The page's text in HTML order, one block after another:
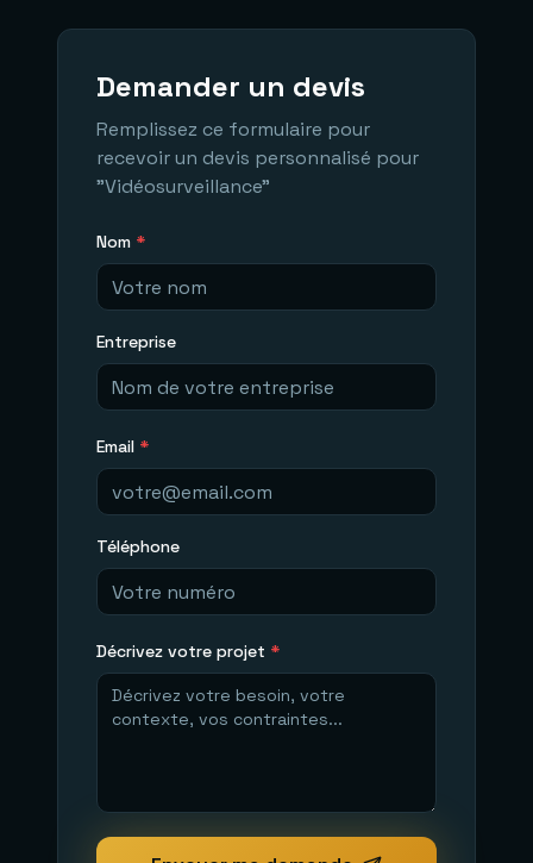
Demander un devis
Remplissez ce formulaire pour
recevoir un devis personnalisé pour
"Vidéosurveillance"
Nom *
Entreprise
Email *
Téléphone
Décrivez votre projet *